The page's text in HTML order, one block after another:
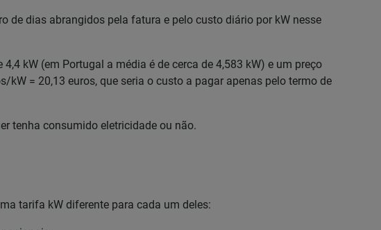
de dias abrangidos pela fatura e pelo custo diário por kW nesse
kW (em Portugal a média é de cerca de 4,583 kW) e um preço
= 20,13 euros, que seria o custo a pagar apenas pelo termo de
tenha consumido eletricidade ou não.
tarifa kW diferente para cada um deles: